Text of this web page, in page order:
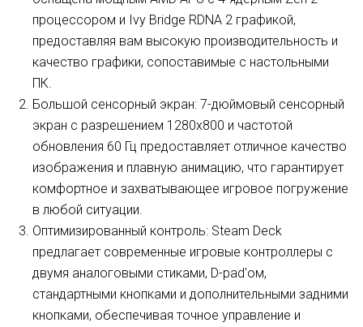
процессором и Ivy Bridge RDNA 2 графикой,
предоставляя вам высокую производительность и
качество графики, сопоставимые с настольными
ПК.
Большой сенсорный экран: 7-дюймовый сенсорный
экран с разрешением 1280x800 и частотой
обновления 60 Гц предоставляет отличное качество
изображения и плавную анимацию, что гарантирует
комфортное и захватывающее игровое погружение
в любой ситуации.
Оптимизированный контроль: Steam Deck
предлагает современные игровые контроллеры с
двумя аналоговыми стиками, D-pad'ом,
стандартными кнопками и дополнительными задними
кнопками, обеспечивая точное управление и